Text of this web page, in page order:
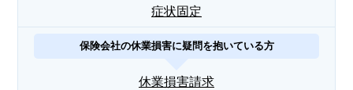
症状固定
保険会社の休業損害に疑問を抱いている方
休業損害請求